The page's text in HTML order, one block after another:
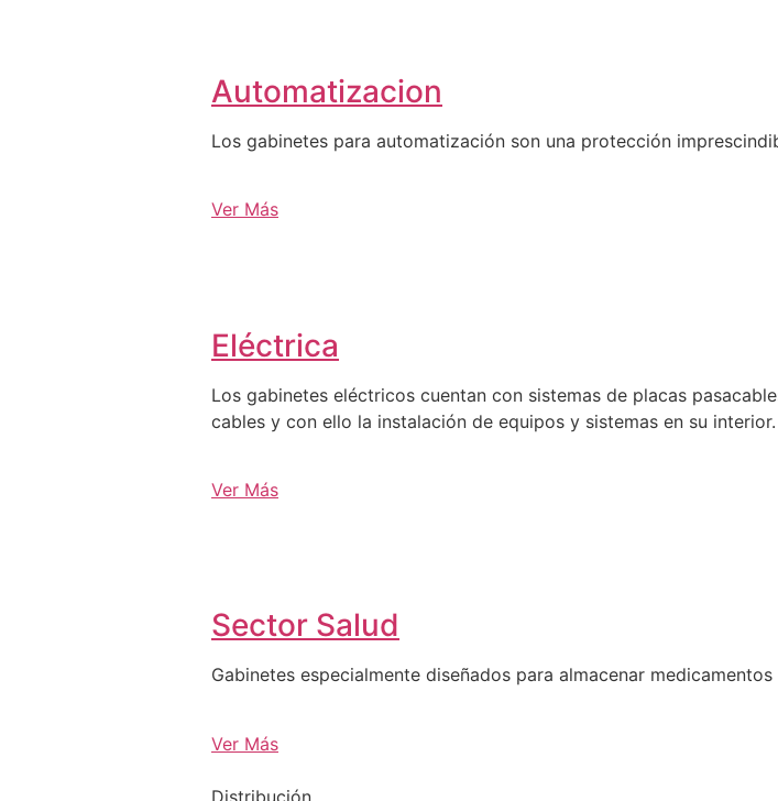
Automatizacion
Los gabinetes para automatización son una protección
Ver Más
Eléctrica
Los gabinetes eléctricos cuentan con sistemas de placas
cables y con ello la instalación de equipos y sistemas en su interior.
Ver Más
Sector Salud
Gabinetes especialmente diseñados para almacenar
Ver Más
Distribución